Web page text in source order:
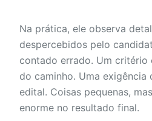
Na prática, ele observa
despercebidos pelo
contado errado. Um critério
do caminho. Uma exigência
edital. Coisas pequenas,
enorme no resultado final.